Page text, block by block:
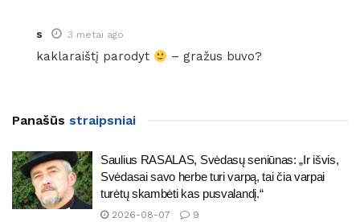
s 3 metai ago
kaklaraištį parodyt – gražus buvo?
Panašūs straipsniai
Saulius RASALAS, Svėdasų seniūnas: „Ir išvis,
Svėdasai savo herbe turi varpą, tai čia varpai
turėtų skambėti kas pusvalandį.“
2026-08-07 9